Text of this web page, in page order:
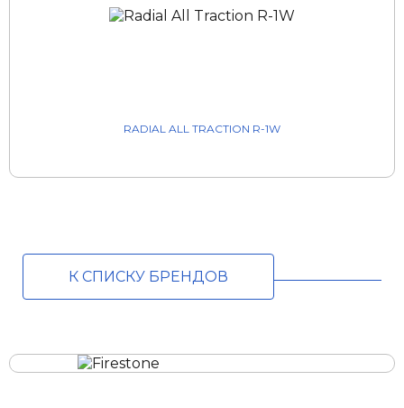
RADIAL ALL TRACTION R-1W
К СПИСКУ БРЕНДОВ